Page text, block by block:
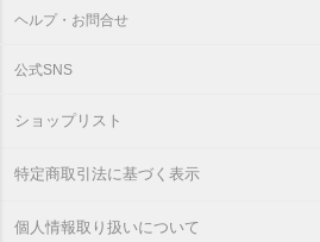
ヘルプ・お問合せ
公式SNS
ショップリスト
特定商取引法に基づく表示
個人情報取り扱いについて